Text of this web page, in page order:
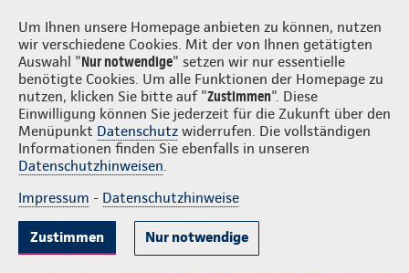
Um Ihnen unsere Homepage anbieten zu können, nutzen
wir verschiedene Cookies. Mit der von Ihnen getätigten
Auswahl "Nur notwendige" setzen wir nur essentielle
benötigte Cookies. Um alle Funktionen der Homepage zu
nutzen, klicken Sie bitte auf "Zustimmen". Diese
Einwilligung können Sie jederzeit für die Zukunft über den
Menüpunkt Datenschutz widerrufen. Die vollständigen
Informationen finden Sie ebenfalls in unseren
Datenschutzhinweisen.
Impressum - Datenschutzhinweise
Zustimmen Nur notwendige
Versicherungsagentur Santo Frank Hampel Login
Gute Gründe Leistungen Wissenswertes Beratung & Angebot